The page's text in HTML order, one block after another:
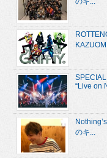
KAZUOMI
“Live on
のキ...